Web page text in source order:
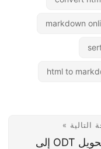
markdown
html to
»
قم بتحويل ODT إلى